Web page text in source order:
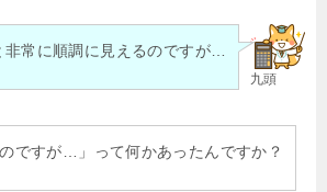
九頭
非常に順調に見えるのですが…
のですが…」って何かあったんですか？